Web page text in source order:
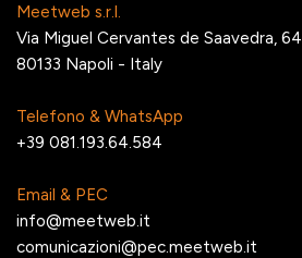
Meetweb s.r.l.
Via Miguel Cervantes de Saavedra, 64
80133 Napoli - Italy
Telefono & WhatsApp
+39 081.193.64.584
Email & PEC
info@meetweb.it
comunicazioni@pec.meetweb.it